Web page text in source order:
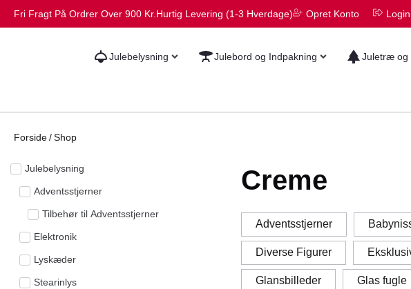
Fri Fragt På Ordrer Over 900 Kr. Hurtig Levering (1-3 Hverdage) Opret Konto Login
Julebelysning Julebord og Indpakning Juletræ og
Forside/Shop
Julebelysning
Adventsstjerner
Tilbehør til Adventsstjerner
Elektronik
Lyskæder
Stearinlys
Creme
Adventsstjerner
Diverse Figurer
Glansbilleder Glas fugle